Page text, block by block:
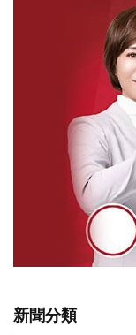
新聞分類